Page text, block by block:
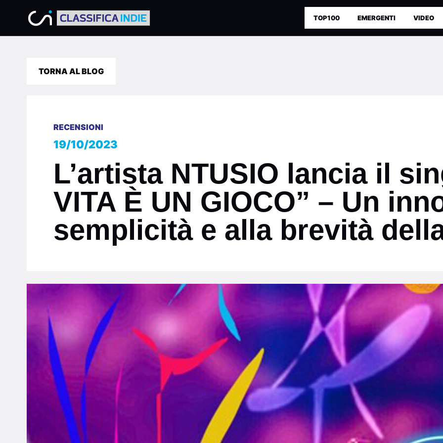
TOP100 EMERGENTI VIDEO
TORNA AL BLOG
RECENSIONI
19/10/2023
L’artista NTUSIO lancia il
VITA È UN GIOCO” – Un
semplicità e alla brevità